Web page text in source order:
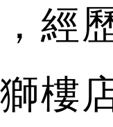
經
樓